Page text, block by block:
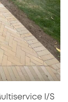
I/S